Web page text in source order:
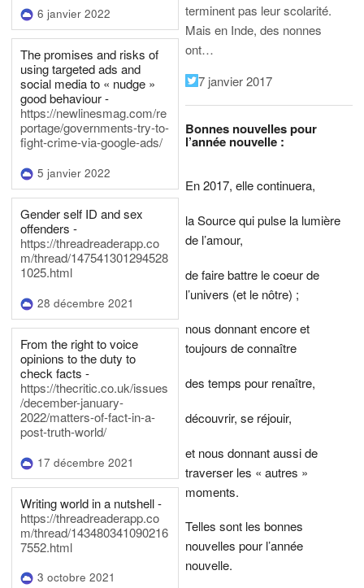
6 janvier 2022
The promises and risks of
using targeted ads and
social media to « nudge »
good behaviour -
https://newlinesmag.com/re
portage/governments-try-to-
fight-crime-via-google-ads/
5 janvier 2022
Gender self ID and sex
offenders -
https://threadreaderapp.co
m/thread/147541301294528
1025.html
28 décembre 2021
From the right to voice
opinions to the duty to
check facts -
https://thecritic.co.uk/issues
/december-january-
2022/matters-of-fact-in-a-
post-truth-world/
17 décembre 2021
Writing world in a nutshell -
https://threadreaderapp.co
m/thread/143480341090216
7552.html
3 octobre 2021
terminent pas leur scolarité.
Mais en Inde, des nonnes
ont…
7 janvier 2017
Bonnes nouvelles pour
l’année nouvelle :
En 2017, elle continuera,
la Source qui pulse la lumière
de l’amour,
de faire battre le coeur de
l’univers (et le nôtre) ;
nous donnant encore et
toujours de connaître
des temps pour renaître,
découvrir, se réjouir,
et nous donnant aussi de
traverser les « autres »
moments.
Telles sont les bonnes
nouvelles pour l’année
nouvelle.